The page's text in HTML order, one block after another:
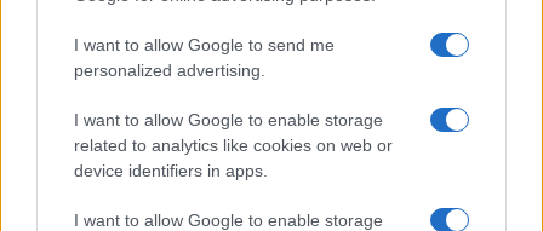
I want to allow Google to send me
personalized advertising.
I want to allow Google to enable storage
related to analytics like cookies on web or
device identifiers in apps.
I want to allow Google to enable storage